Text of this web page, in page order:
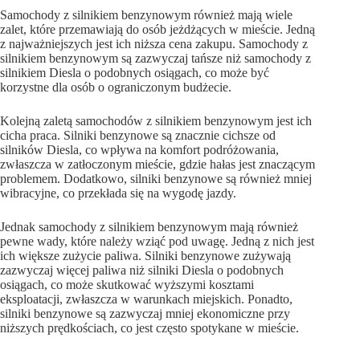
Samochody z silnikiem benzynowym również mają wiele
zalet, które przemawiają do osób jeżdżących w mieście. Jedną
z najważniejszych jest ich niższa cena zakupu. Samochody z
silnikiem benzynowym są zazwyczaj tańsze niż samochody z
silnikiem Diesla o podobnych osiągach, co może być
korzystne dla osób o ograniczonym budżecie.
Kolejną zaletą samochodów z silnikiem benzynowym jest ich
cicha praca. Silniki benzynowe są znacznie cichsze od
silników Diesla, co wpływa na komfort podróżowania,
zwłaszcza w zatłoczonym mieście, gdzie hałas jest znaczącym
problemem. Dodatkowo, silniki benzynowe są również mniej
wibracyjne, co przekłada się na wygodę jazdy.
Jednak samochody z silnikiem benzynowym mają również
pewne wady, które należy wziąć pod uwagę. Jedną z nich jest
ich większe zużycie paliwa. Silniki benzynowe zużywają
zazwyczaj więcej paliwa niż silniki Diesla o podobnych
osiągach, co może skutkować wyższymi kosztami
eksploatacji, zwłaszcza w warunkach miejskich. Ponadto,
silniki benzynowe są zazwyczaj mniej ekonomiczne przy
niższych prędkościach, co jest często spotykane w mieście.